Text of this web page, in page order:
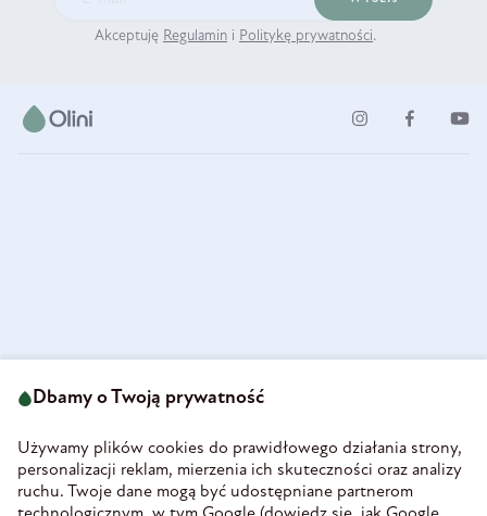
Akceptuję Regulamin i Politykę prywatności.
58-160 Świebodzice
REGON 890213034
INFORMACJE
Dbamy o Twoją prywatność
Używamy plików cookies do prawidłowego działania strony,
personalizacji reklam, mierzenia ich skuteczności oraz analizy
ruchu. Twoje dane mogą być udostępniane partnerom